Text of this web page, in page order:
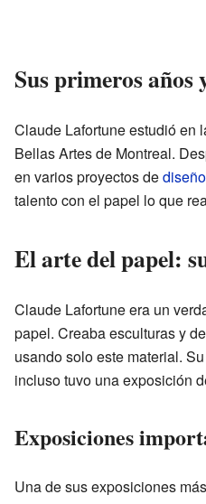
Sus primeros años
Claude Lafortune estudió en
Bellas Artes de Montreal.
en varios proyectos de
talento con el papel lo que
El arte del papel:
Claude Lafortune era un
papel. Creaba esculturas y
usando solo este material.
incluso tuvo una exposición
Exposiciones
Una de sus exposiciones